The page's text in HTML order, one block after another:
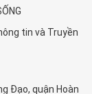
tin và Truyền
Đạo, quận Hoàn